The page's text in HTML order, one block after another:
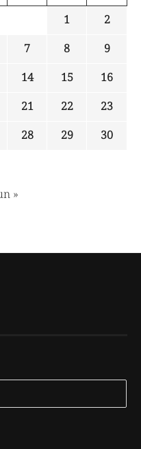
1
2
7 8
9
14 15
16
21 22
23
28 29
30
»